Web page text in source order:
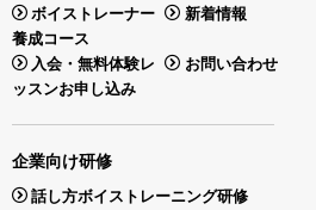
ボイストレーナー
養成コース
新着情報
入会・無料体験レ
ッスンお申し込み
お問い合わせ
企業向け研修
話し方ボイストレーニング研修